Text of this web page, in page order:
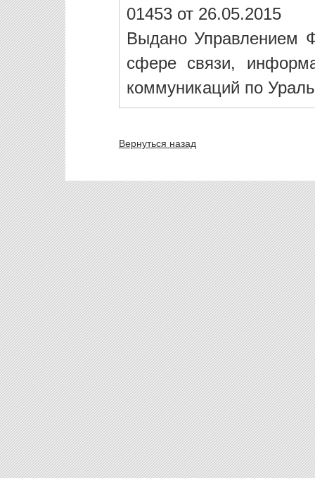
01453 от 26.05.2015
Выдано Управлением
сфере связи,
коммуникаций по
Вернуться назад